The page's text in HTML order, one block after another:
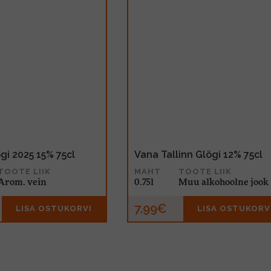
2025 15% 75cl
LIIK
vein
LISA OSTUKORVI
Vana Tallinn Glögi 12% 75cl
MAHT
0.75l
TOOTE LIIK
Muu alkohoolne jook
7.99€ LISA